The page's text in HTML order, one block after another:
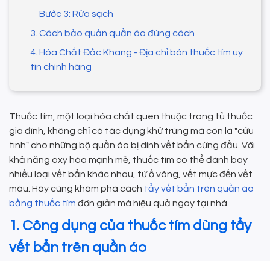
Bước 3: Rửa sạch
3. Cách bảo quản quần áo đúng cách
4. Hóa Chất Đắc Khang - Địa chỉ bán thuốc tím uy
tín chính hãng
Thuốc tím, một loại hóa chất quen thuộc trong tủ thuốc
gia đình, không chỉ có tác dụng khử trùng mà còn là "cứu
tinh" cho những bộ quần áo bị dính vết bẩn cứng đầu. Với
khả năng oxy hóa mạnh mẽ, thuốc tím có thể đánh bay
nhiều loại vết bẩn khác nhau, từ ố vàng, vết mực đến vết
máu. Hãy cùng khám phá cách tẩy vết bẩn trên quần áo
bằng thuốc tím đơn giản mà hiệu quả ngay tại nhà.
1. Công dụng của thuốc tím dùng tẩy
vết bẩn trên quần áo